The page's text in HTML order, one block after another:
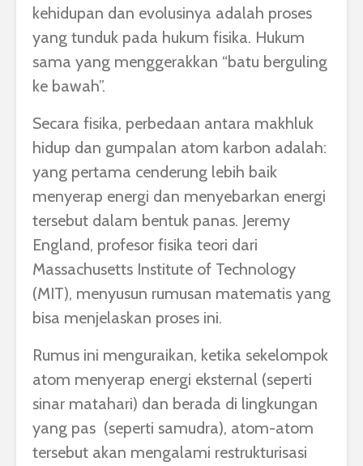
kehidupan dan evolusinya adalah proses
yang tunduk pada hukum fisika. Hukum
sama yang menggerakkan “batu berguling
ke bawah”.
Secara fisika, perbedaan antara makhluk
hidup dan gumpalan atom karbon adalah:
yang pertama cenderung lebih baik
menyerap energi dan menyebarkan energi
tersebut dalam bentuk panas. Jeremy
England, profesor fisika teori dari
Massachusetts Institute of Technology
(MIT), menyusun rumusan matematis yang
bisa menjelaskan proses ini.
Rumus ini menguraikan, ketika sekelompok
atom menyerap energi eksternal (seperti
sinar matahari) dan berada di lingkungan
yang pas (seperti samudra), atom-atom
tersebut akan mengalami restrukturisasi